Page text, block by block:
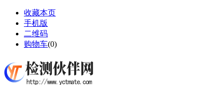
收藏本页
手机版
二维码
购物车(0)